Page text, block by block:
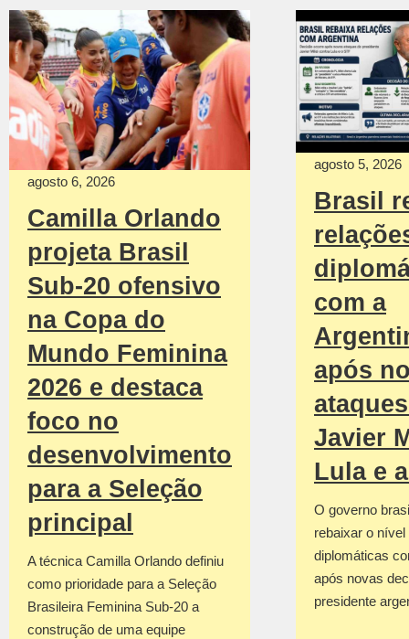
agosto 6, 2026
Camilla Orlando
projeta Brasil
Sub-20 ofensivo
na Copa do
Mundo Feminina
2026 e destaca
foco no
desenvolvimento
para a Seleção
principal
A técnica Camilla Orlando definiu
como prioridade para a Seleção
Brasileira Feminina Sub-20 a
construção de uma equipe
agosto 5, 2026
Brasil
com a
após
Javier
Lula e
O governo
rebaixar o
diplomáticas
após novas
presidente